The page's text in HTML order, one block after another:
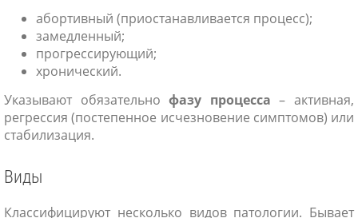
абортивный (приостанавливается процесс);
замедленный;
прогрессирующий;
хронический.
Указывают обязательнофазу процесса – активная,
регрессия (постепенное исчезновение симптомов) или
стабилизация.
Виды
Классифицируют несколько видов патологии. Бывает